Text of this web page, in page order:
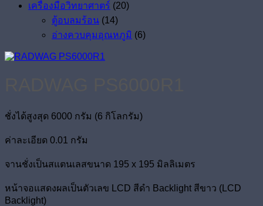
เครื่องมือวิทยาศาตร์ (20)
ตู้อบลมร้อน (14)
อ่างควบคุมอุณหภูมิ (6)
ชั่งได้สูงสุด 6000 กรัม (6 กิโลกรัม)
ค่าละเอียด 0.01 กรัม
จานชั่งเป็นสแตนเลสขนาด 195 x 195 มิลลิเมตร
หน้าจอแสดงผลเป็นตัวเลข LCD สีดำ Backlight สีขาว (LCD
Backlight)